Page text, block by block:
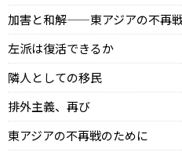
加害と和解——東アジアの不再
左派は復活できるか
隣人としての移民
排外主義、再び
東アジアの不再戦のために